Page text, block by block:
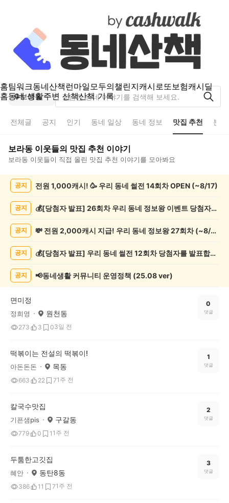
홈팀워크동네산책런마일모두의챌린지캐시로또보험캐시딜
홈동네 생활주변 산책산책 기록
보라동
전체글 공지 인기 동네 일상 동네 정보 맛집 추천 분
보라동 이웃들의 맛집 추천 이야기
보라동 이웃들이 직접 올린 맛집 추천 이야기를 모아봐요
록
공지 전원 1,000캐시! 🥳 우리 동네 썰전 14회차 OPEN (~8/17)
공지 💰[당첨자 발표] 26회차 우리 동네 정보왕 이벤트 당첨자를 발표합니다!
공지 💸 전원 2,000캐시 지급! 우리 동네 정보왕 27회차 (~8/10)
공지 💰[당첨자 발표] 우리 동네 썰전 12회차 당첨자를 발표합니다!
공지 📢동네생활 커뮤니티 운영정책 (25.08 ver)
면미정
정희영 원천동
273 3 03일 전
0
댓글
떡볶이는 전설의 떡볶이!
아돈돈돈 목동
663 22 71주 전
1
댓글
칼국수맛집
기픈샘pis 구갈동
779 0 1 1주 전
2
댓글
두툼한고깃집
혜안 동탄8동
386 11 71주 전
3
댓글